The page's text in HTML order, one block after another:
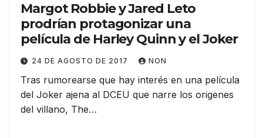
Margot Robbie y Jared Leto
prodrían protagonizar una
película de Harley Quinn y el Joker
24 DE AGOSTO DE 2017 NON
Tras rumorearse que hay interés en una película
del Joker ajena al DCEU que narre los origenes
del villano, The…